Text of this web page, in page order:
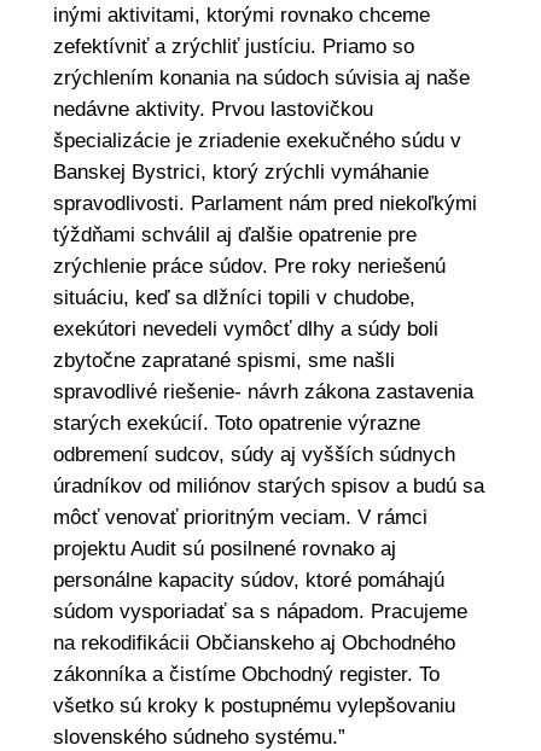
inými aktivitami, ktorými rovnako chceme
zefektívniť a zrýchliť justíciu. Priamo so
zrýchlením konania na súdoch súvisia aj naše
nedávne aktivity. Prvou lastovičkou
špecializácie je zriadenie exekučného súdu v
Banskej Bystrici, ktorý zrýchli vymáhanie
spravodlivosti. Parlament nám pred niekoľkými
týždňami schválil aj ďalšie opatrenie pre
zrýchlenie práce súdov. Pre roky neriešenú
situáciu, keď sa dlžníci topili v chudobe,
exekútori nevedeli vymôcť dlhy a súdy boli
zbytočne zapratané spismi, sme našli
spravodlivé riešenie- návrh zákona zastavenia
starých exekúcií. Toto opatrenie výrazne
odbremení sudcov, súdy aj vyšších súdnych
úradníkov od miliónov starých spisov a budú sa
môcť venovať prioritným veciam. V rámci
projektu Audit sú posilnené rovnako aj
personálne kapacity súdov, ktoré pomáhajú
súdom vysporiadať sa s nápadom. Pracujeme
na rekodifikácii Občianskeho aj Obchodného
zákonníka a čistíme Obchodný register. To
všetko sú kroky k postupnému vylepšovaniu
slovenského súdneho systému.”